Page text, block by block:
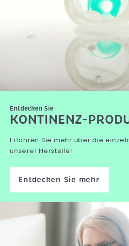
Entdecken Sie
KONTINENZ-
Erfahren Sie mehr über die
unserer Hersteller.
Entdecken Sie mehr